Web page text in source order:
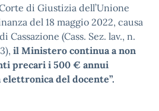
di Giustizia dell’Unione
del 18 maggio 2022, causa
Cassazione (Cass. Sez. lav., n.
il Ministero continua a non
precari i 500 € annui
del docente”.